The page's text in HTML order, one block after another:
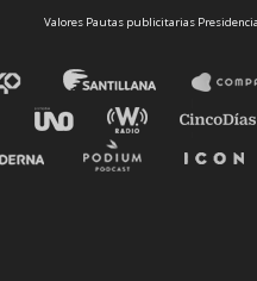
Valores Pautas publicitarias